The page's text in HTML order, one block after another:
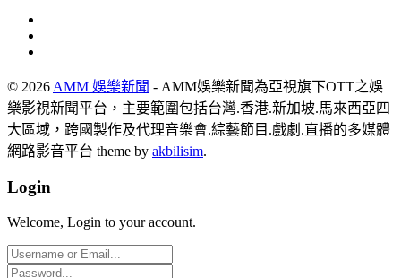
© 2026 AMM 娛樂新聞 - AMM娛樂新聞為亞視旗下OTT之娛
樂影視新聞平台，主要範圍包括台灣.香港.新加坡.馬來西亞四
大區域，跨國製作及代理音樂會.綜藝節目.戲劇.直播的多媒體
網路影音平台 theme by akbilisim.
Login
Welcome, Login to your account.